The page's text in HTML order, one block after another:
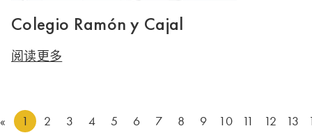
Colegio Ramón y Cajal
阅读更多
« 1 2 3 4 5 6 7 8 9 10 11 12 13